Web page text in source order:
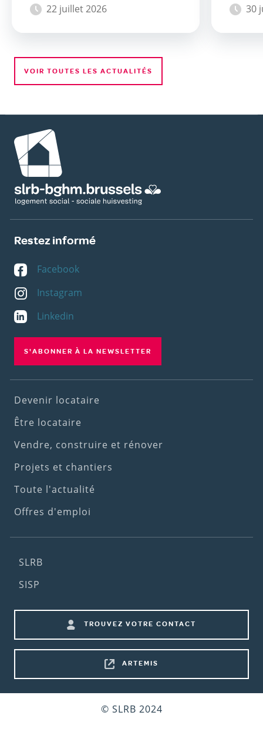
22 juillet 2026 30
VOIR TOUTES LES ACTUALITÉS
Image
Restez informé
Facebook
Instagram
Linkedin
S'ABONNER À LA NEWSLETTER
Footer
(1st
menu)
Devenir locataire
Être locataire
Vendre, construire et rénover
Projets et chantiers
Toute l'actualité
Offres d'emploi
Footer
(2nd
SLRB
SISP
Footer
shortcuts
TROUVEZ VOTRE CONTACT
ARTEMIS
© SLRB 2024